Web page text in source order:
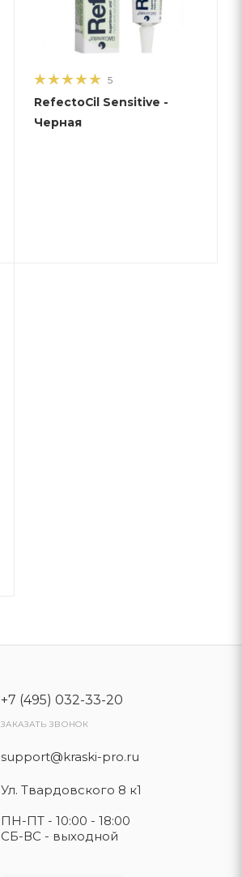
5
RefectoCil Sensitive -
Черная
+7 (495) 032-33-20
ЗАКАЗАТЬ ЗВОНОК
support@kraski-pro.ru
Ул. Твардовского 8 к1
ПН-ПТ - 10:00 - 18:00
СБ-ВС - выходной